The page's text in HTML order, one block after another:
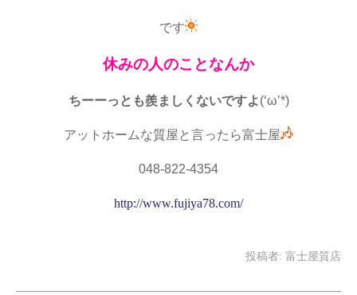
です
休みの人のことなんか
ちーーっとも羨ましくないですよ (‘ω’*)
アットホームな質屋と言ったら富士屋
048-822-4354
http://www.fujiya78.com/
投稿者: 富士屋質店